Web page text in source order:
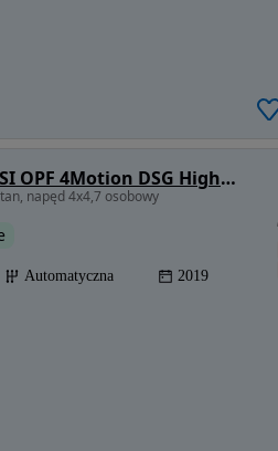
Volkswagen Tiguan Allspace 2.0 TSI OPF 4Motion DSG Highline
napęd 4x4,7 osobowy
Automatyczna 2019